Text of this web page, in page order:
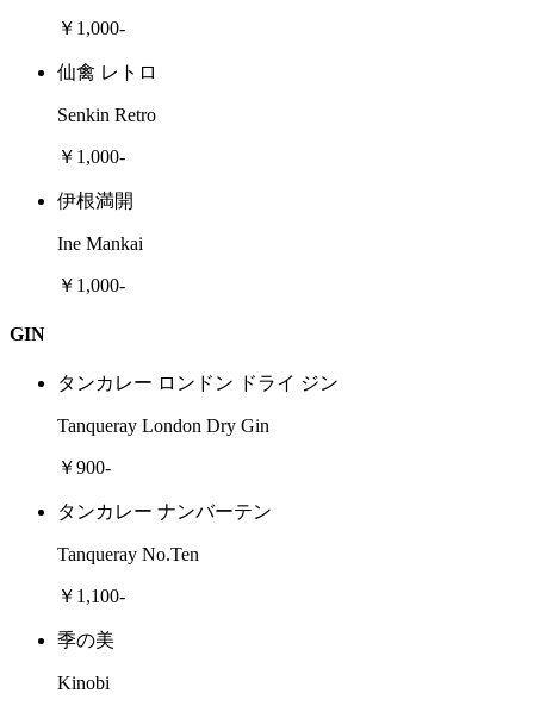
￥1,000-
仙禽 レトロ
Senkin Retro
￥1,000-
伊根満開
Ine Mankai
￥1,000-
GIN
タンカレー ロンドン ドライ ジン
Tanqueray London Dry Gin
￥900-
タンカレー ナンバーテン
Tanqueray No.Ten
￥1,100-
季の美
Kinobi